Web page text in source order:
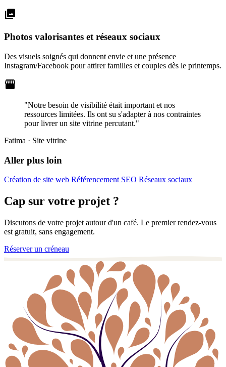
photo_library
Photos valorisantes et réseaux sociaux
Des visuels soignés qui donnent envie et une présence
Instagram/Facebook pour attirer familles et couples dès le printemps.
storefront
"Notre besoin de visibilité était important et nos
ressources limitées. Ils ont su s'adapter à nos contraintes
pour livrer un site vitrine percutant."
Fatima · Site vitrine
Aller plus loin
Création de site web Référencement SEO Réseaux sociaux
Cap sur votre projet ?
Discutons de votre projet autour d'un café. Le premier rendez-vous
est gratuit, sans engagement.
Réserver un créneau